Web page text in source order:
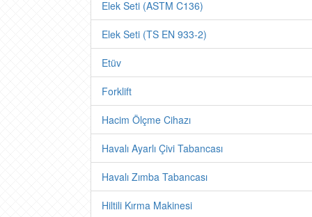
Elek Seti (ASTM C136)
Elek Seti (TS EN 933-2)
Etüv
Forklift
Hacim Ölçme Cihazı
Havalı Ayarlı Çivi Tabancası
Havalı Zımba Tabancası
Hiltili Kırma Makinesi